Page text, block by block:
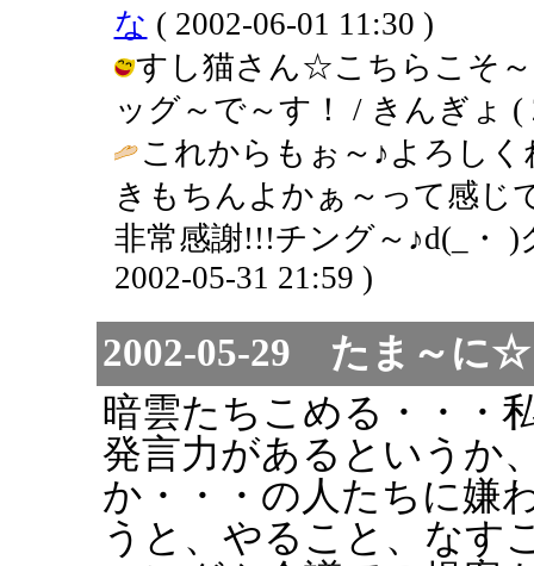
な ( 2002-06-01 11:30 )
すし猫さん☆こちらこそ
ッグ～で～す！ / きんぎょ (
これからもぉ～♪よろし
きもちんよかぁ～って感じ
非常感謝!!!チング～♪d(_・
2002-05-31 21:59 )
2002-05-29 たま～に
暗雲たちこめる・・・
発言力があるというか
か・・・の人たちに嫌
うと、やること、なす